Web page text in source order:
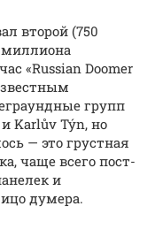
второй (750
миллиона
«Russian Doomer
групп
и Karlův Týn, но
— это грустная
чаще всего пост-
и
думера.